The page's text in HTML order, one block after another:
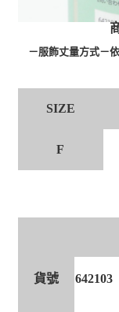
－服飾丈量方式－
SIZE
F
貨號 642103